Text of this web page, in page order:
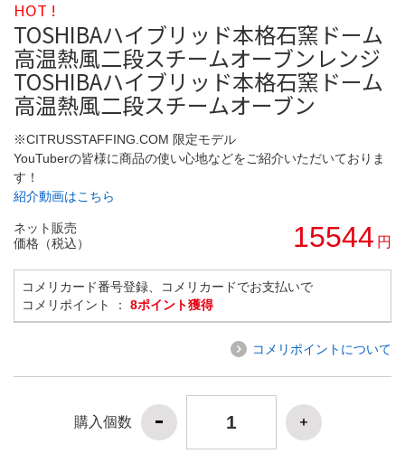
HOT !
TOSHIBAハイブリッド本格石窯ドーム
高温熱風二段スチームオーブンレンジ
TOSHIBAハイブリッド本格石窯ドーム
高温熱風二段スチームオーブン
※CITRUSSTAFFING.COM 限定モデル
YouTuberの皆様に商品の使い心地などをご紹介いただいておりま
す！
紹介動画はこちら
ネット販売
価格（税込）
15544 円
コメリカード番号登録、コメリカードでお支払いで
コメリポイント ： 8ポイント獲得
コメリポイントについて
購入個数